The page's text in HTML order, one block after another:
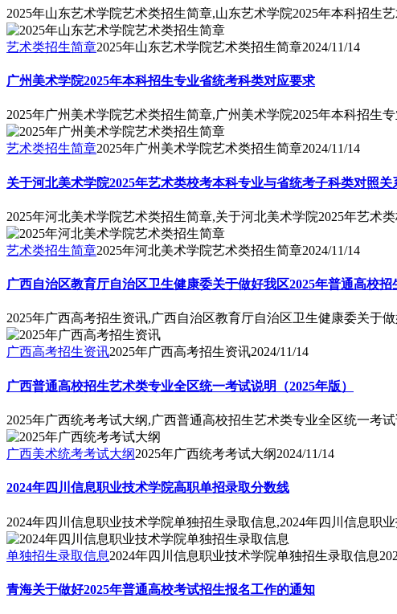
2025年山东艺术学院艺术类招生简章,山东艺术学院2025年本科招生
艺术类招生简章2025年山东艺术学院艺术类招生简章2024/11/14
广州美术学院2025年本科招生专业省统考科类对应要求
2025年广州美术学院艺术类招生简章,广州美术学院2025年本科招生
艺术类招生简章2025年广州美术学院艺术类招生简章2024/11/14
关于河北美术学院2025年艺术类校考本科专业与省统考子科类对照关
2025年河北美术学院艺术类招生简章,关于河北美术学院2025年艺术
艺术类招生简章2025年河北美术学院艺术类招生简章2024/11/14
广西自治区教育厅自治区卫生健康委关于做好我区2025年普通高校
2025年广西高考招生资讯,广西自治区教育厅自治区卫生健康委关于
广西高考招生资讯2025年广西高考招生资讯2024/11/14
广西普通高校招生艺术类专业全区统一考试说明（2025年版）
2025年广西统考考试大纲,广西普通高校招生艺术类专业全区统一考试
广西美术统考考试大纲2025年广西统考考试大纲2024/11/14
2024年四川信息职业技术学院高职单招录取分数线
2024年四川信息职业技术学院单独招生录取信息,2024年四川信息职
单独招生录取信息2024年四川信息职业技术学院单独招生录取信息
青海关于做好2025年普通高校考试招生报名工作的通知